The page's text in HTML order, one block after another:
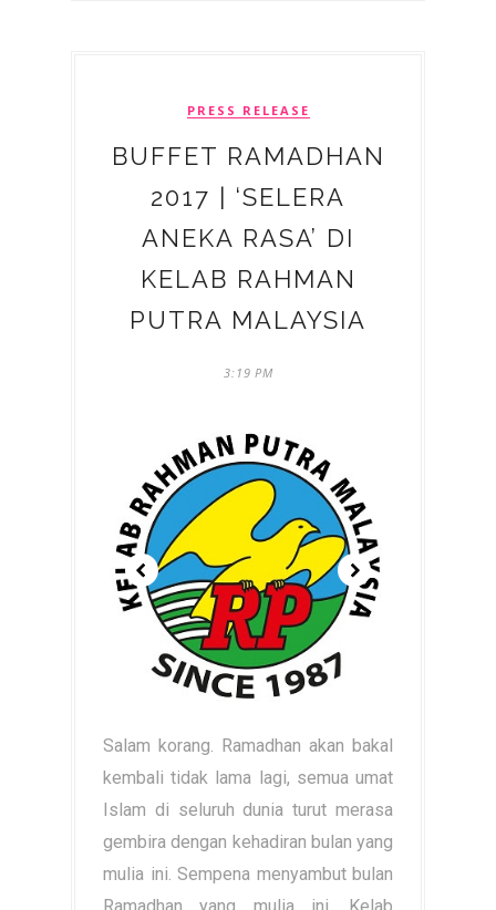
PRESS RELEASE
BUFFET RAMADHAN
2017 | ‘SELERA
ANEKA RASA’ DI
KELAB RAHMAN
PUTRA MALAYSIA
3:19 PM
Salam korang. Ramadhan akan bakal
kembali tidak lama lagi, semua umat
Islam di seluruh dunia turut merasa
gembira dengan kehadiran bulan yang
mulia ini. Sempena menyambut bulan